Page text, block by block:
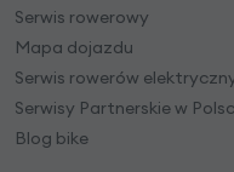
Serwis rowerowy
Mapa dojazdu
Serwis rowerów
Serwisy Partnerskie w
Blog bike